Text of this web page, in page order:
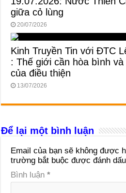
giữa cỏ lùng
20/07/2026
Kinh Truyền Tin với ĐTC
: Thế giới cần hòa bình
của điều thiện
13/07/2026
Để lại một bình luận
Email của bạn sẽ không được
trường bắt buộc được đánh
Bình luận*